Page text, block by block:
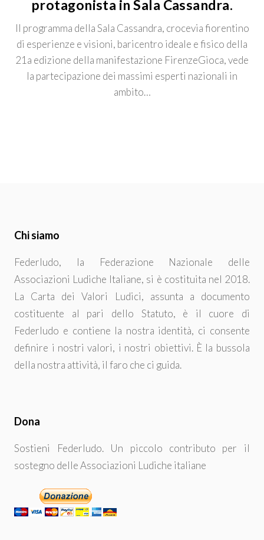
protagonista in Sala Cassandra.
Il programma della Sala Cassandra, crocevia fiorentino
di esperienze e visioni, baricentro ideale e fisico della
21a edizione della manifestazione FirenzeGioca, vede
la partecipazione dei massimi esperti nazionali in
ambito…
Chi siamo
Federludo, la Federazione Nazionale delle
Associazioni Ludiche Italiane, si è costituita nel 2018.
La Carta dei Valori Ludici, assunta a documento
costituente al pari dello Statuto, è il cuore di
Federludo e contiene la nostra identità, ci consente
definire i nostri valori, i nostri obiettivi. È la bussola
della nostra attività, il faro che ci guida.
Dona
Sostieni Federludo. Un piccolo contributo per il
sostegno delle Associazioni Ludiche italiane